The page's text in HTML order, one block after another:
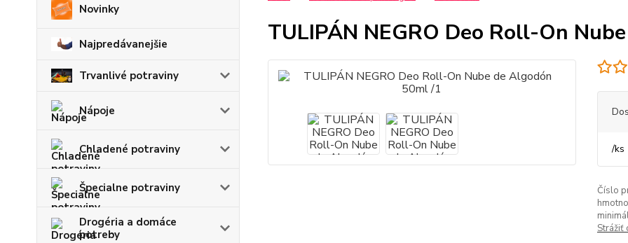
Novinky
Najpredávanejšie
Trvanlivé potraviny
Nápoje
Chladené potraviny
Špecialne potraviny
Drogéria a domáce
potreby
TULIPÁN NEGRO Deo Roll-On
/ks
Číslo
Strážiť